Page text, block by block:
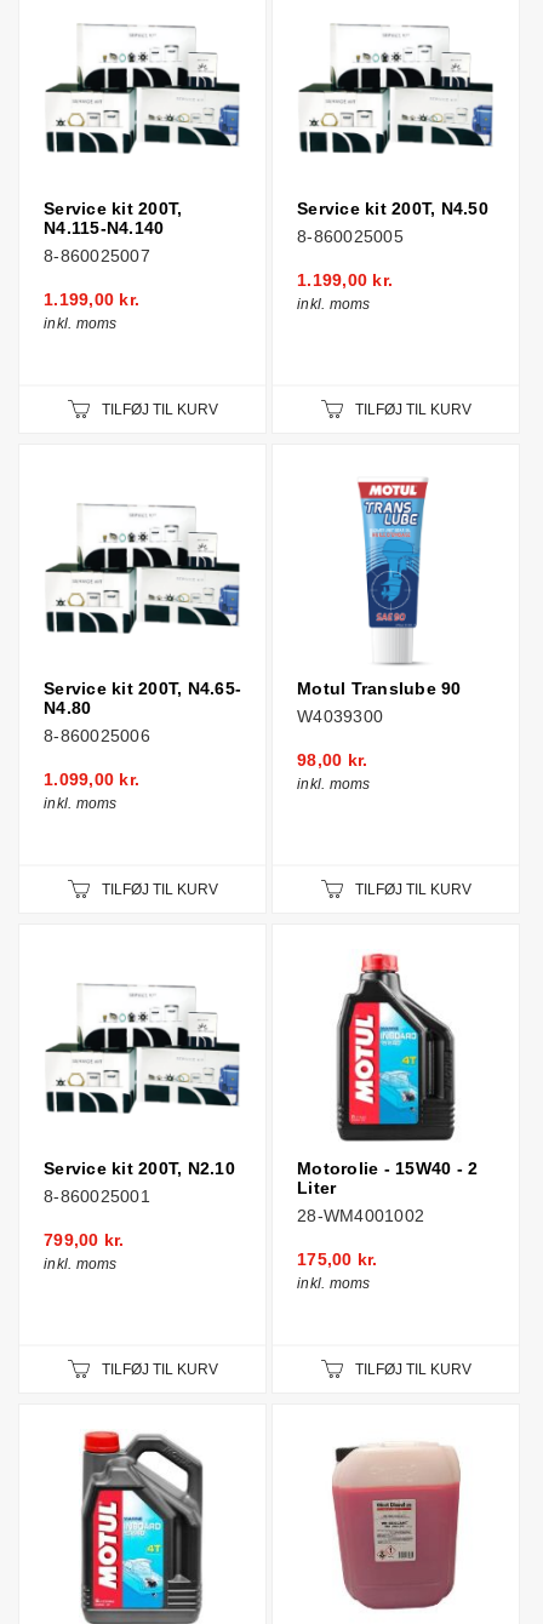
Service kit 200T,
N4.115-N4.140
8-860025007
1.199,00 kr.
inkl. moms
TILFØJ TIL KURV
Service kit 200T, N4.50
8-860025005
1.199,00 kr.
inkl. moms
TILFØJ TIL KURV
Service kit 200T, N4.65-
N4.80
8-860025006
1.099,00 kr.
inkl. moms
TILFØJ TIL KURV
Motul Translube 90
W4039300
98,00 kr.
inkl. moms
TILFØJ TIL KURV
Service kit 200T, N2.10
8-860025001
799,00 kr.
inkl. moms
TILFØJ TIL KURV
Motorolie - 15W40 - 2
Liter
28-WM4001002
175,00 kr.
inkl. moms
TILFØJ TIL KURV